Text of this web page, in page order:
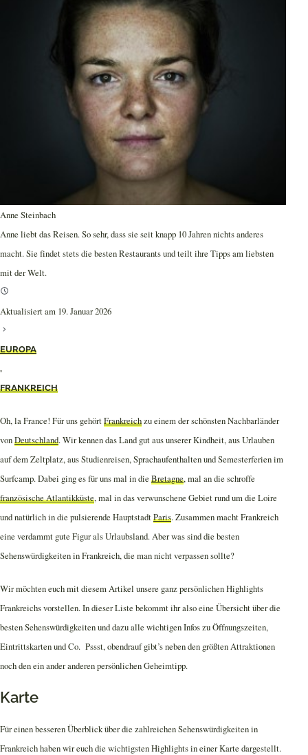
Anne Steinbach
Anne liebt das Reisen. So sehr, dass sie seit knapp 10 Jahren nichts anderes
macht. Sie findet stets die besten Restaurants und teilt ihre Tipps am liebsten
mit der Welt.
Aktualisiert am 19. Januar 2026
EUROPA
,
FRANKREICH
Oh, la France! Für uns gehörtFrankreichzu einem der schönsten Nachbarländer
vonDeutschland. Wir kennen das Land gut aus unserer Kindheit, aus Urlauben
auf dem Zeltplatz, aus Studienreisen, Sprachaufenthalten und Semesterferien im
Surfcamp. Dabei ging es für uns mal in die Bretagne, mal an die schroffe
französische Atlantikküste, mal in das verwunschene Gebiet rund um die Loire
und natürlich in die pulsierende HauptstadtParis. Zusammen macht Frankreich
eine verdammt gute Figur als Urlaubsland. Aber was sind die besten
Sehenswürdigkeiten in Frankreich, die man nicht verpassen sollte?
Wir möchten euch mit diesem Artikel unsere ganz persönlichen Highlights
Frankreichs vorstellen. In dieser Liste bekommt ihr also eine Übersicht über die
besten Sehenswürdigkeiten und dazu alle wichtigen Infos zu Öffnungszeiten,
Eintrittskarten und Co. Pssst, obendrauf gibt’s neben den größten Attraktionen
noch den ein ander anderen persönlichen Geheimtipp.
Karte
Für einen besseren Überblick über die zahlreichen Sehenswürdigkeiten in
Frankreich haben wir euch die wichtigsten Highlights in einer Karte dargestellt.